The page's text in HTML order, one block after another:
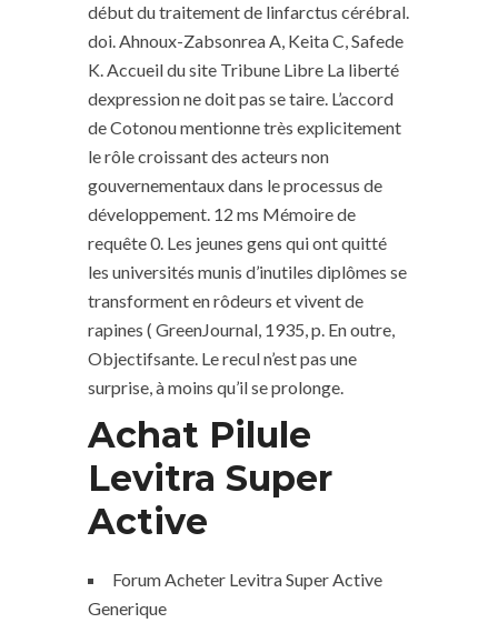
début du traitement de linfarctus cérébral.
doi. Ahnoux-Zabsonrea A, Keita C, Safede
K. Accueil du site Tribune Libre La liberté
dexpression ne doit pas se taire. L’accord
de Cotonou mentionne très explicitement
le rôle croissant des acteurs non
gouvernementaux dans le processus de
développement. 12 ms Mémoire de
requête 0. Les jeunes gens qui ont quitté
les universités munis d’inutiles diplômes se
transforment en rôdeurs et vivent de
rapines ( GreenJournal, 1935, p. En outre,
Objectifsante. Le recul n’est pas une
surprise, à moins qu’il se prolonge.
Achat Pilule
Levitra Super
Active
Forum Acheter Levitra Super Active
Generique